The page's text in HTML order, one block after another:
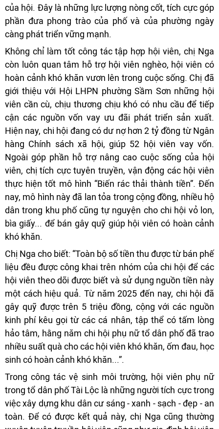
của hội. Đây là những lực lượng nòng cốt, tích cực góp
phần đưa phong trào của phố và của phường ngày
càng phát triển vững mạnh.
Không chỉ làm tốt công tác tập hợp hội viên, chị Nga
còn luôn quan tâm hỗ trợ hội viên nghèo, hội viên có
hoàn cảnh khó khăn vươn lên trong cuộc sống. Chị đã
giới thiệu với Hội LHPN phường Sầm Sơn những hội
viên cần cù, chịu thương chịu khó có nhu cầu để tiếp
cận các nguồn vốn vay ưu đãi phát triển sản xuất.
Hiện nay, chi hội đang có dư nợ hơn 2 tỷ đồng từ Ngân
hàng Chính sách xã hội, giúp 52 hội viên vay vốn.
Ngoài góp phần hỗ trợ nâng cao cuộc sống của hội
viên, chị tích cực tuyên truyền, vận động các hội viên
thực hiện tốt mô hình “Biến rác thải thành tiền”. Đến
nay, mô hình này đã lan tỏa trong cộng đồng, nhiều hộ
dân trong khu phố cũng tự nguyện cho chi hội vỏ lon,
bìa giấy... để bán gây quỹ giúp hội viên có hoàn cảnh
khó khăn.
Chị Nga cho biết: “Toàn bộ số tiền thu được từ bán phế
liệu đều được công khai trên nhóm của chi hội để các
hội viên theo dõi được biết và sử dụng nguồn tiền này
một cách hiệu quả. Từ năm 2025 đến nay, chi hội đã
gây quỹ được trên 5 triệu đồng, cộng với các nguồn
kinh phí kêu gọi từ các cá nhân, tập thể có tấm lòng
hảo tâm, hằng năm chi hội phụ nữ tổ dân phố đã trao
nhiều suất quà cho các hội viên khó khăn, ốm đau, học
sinh có hoàn cảnh khó khăn...”.
Trong công tác vệ sinh môi trường, hội viên phụ nữ
trong tổ dân phố Tài Lộc là những người tích cực trong
việc xây dựng khu dân cư sáng - xanh - sạch - đẹp - an
toàn. Để có được kết quả này, chị Nga cũng thường